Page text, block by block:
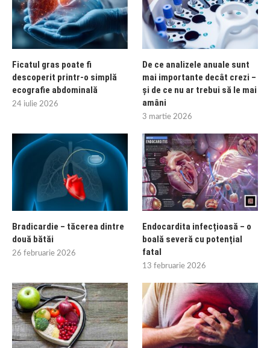
Ficatul gras poate fi
descoperit printr-o simplă
ecografie abdominală
24 iulie 2026
De ce analizele anuale sunt
mai importante decât crezi –
și de ce nu ar trebui să le mai
amâni
3 martie 2026
Bradicardie – tăcerea dintre
două bătăi
26 februarie 2026
Endocardita infecțioasă – o
boală severă cu potențial
fatal
13 februarie 2026